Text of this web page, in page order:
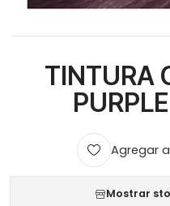
TINTURA
Agregar
Mostrar